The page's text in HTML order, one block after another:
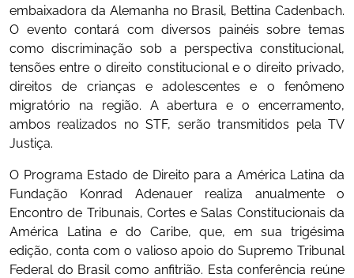
embaixadora da Alemanha no Brasil, Bettina Cadenbach.
O evento contará com diversos painéis sobre temas
como discriminação sob a perspectiva constitucional,
tensões entre o direito constitucional e o direito privado,
direitos de crianças e adolescentes e o fenômeno
migratório na região. A abertura e o encerramento,
ambos realizados no STF, serão transmitidos pela TV
Justiça.
O Programa Estado de Direito para a América Latina da
Fundação Konrad Adenauer realiza anualmente o
Encontro de Tribunais, Cortes e Salas Constitucionais da
América Latina e do Caribe, que, em sua trigésima
edição, conta com o valioso apoio do Supremo Tribunal
Federal do Brasil como anfitrião. Esta conferência reúne